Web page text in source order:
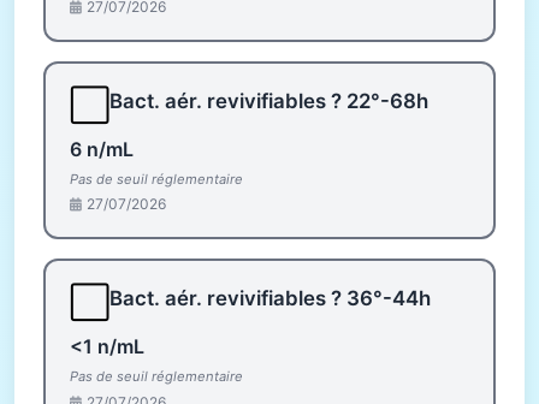
27/07/2026
Bact. aér. revivifiables ? 22°-68h
6 n/mL
Pas de seuil réglementaire
27/07/2026
Bact. aér. revivifiables ? 36°-44h
<1 n/mL
Pas de seuil réglementaire